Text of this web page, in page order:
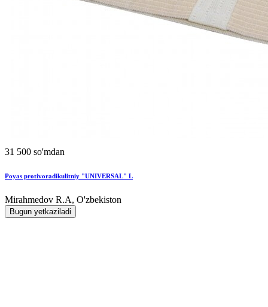
31 500 so'mdan
Poyas protivoradikulitniy "UNIVERSAL" L
Mirahmedov R.A, O'zbekiston
Bugun yetkaziladi